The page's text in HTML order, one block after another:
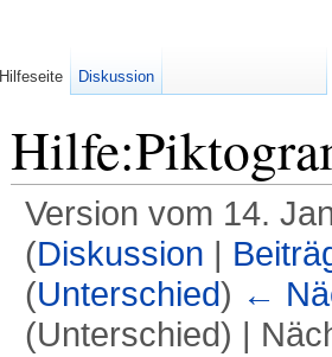
Version vom 14.
(Diskussion |
(Unterschied) ←
(Unterschied) |
Hilfeseite Diskussion